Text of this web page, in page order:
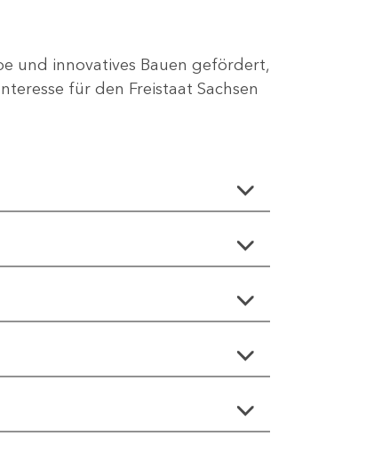
und innovatives Bauen gefördert,
für den Freistaat Sachsen